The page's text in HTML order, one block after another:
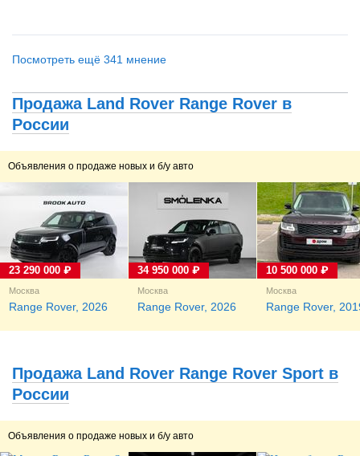
Посмотреть ещё 341 мнение
Продажа Land Rover Range Rover в
России
Объявления о продаже новых и б/у авто
Москва
Range Rover, 2026
23 290 000 ₽
Москва
Range Rover, 2026
34 950 000 ₽
Москва
Range Rover,
10 500 000 ₽
Продажа Land Rover Range Rover Sport в
России
Объявления о продаже новых и б/у авто